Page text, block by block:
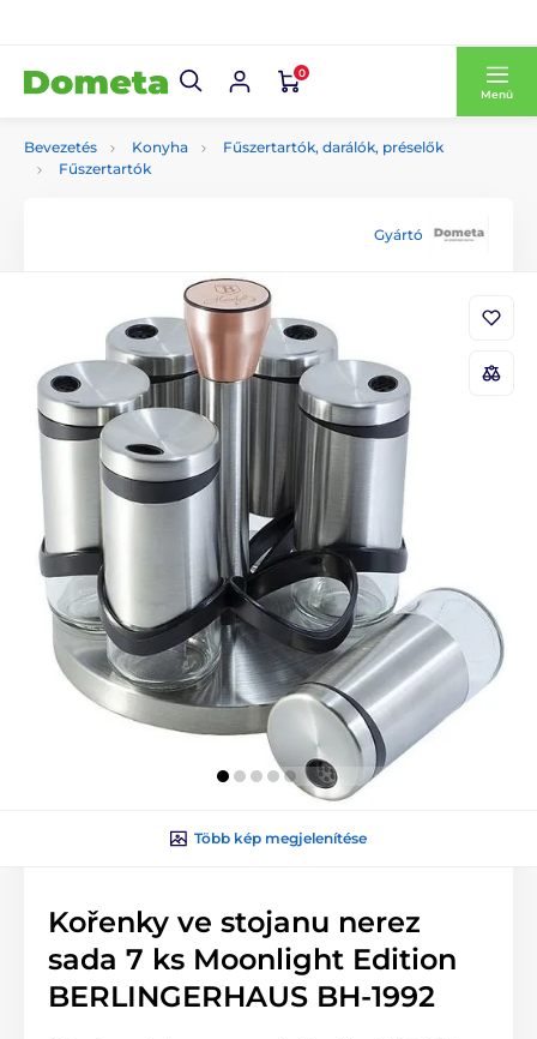
0
Menü
Bevezetés Konyha
Fűszertartók, darálók, préselők
Fűszertartók
Gyártó
Több kép megjelenítése
Kořenky ve stojanu nerez
sada 7 ks Moonlight Edition
BERLINGERHAUS BH-1992